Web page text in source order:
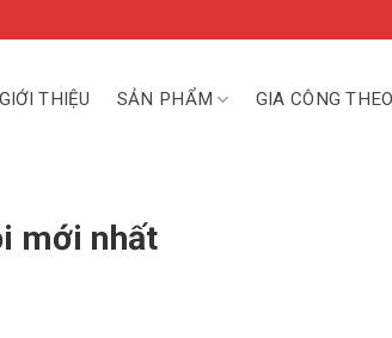
GIỚI THIỆU SẢN PHẨM GIA CÔNG
mới nhất